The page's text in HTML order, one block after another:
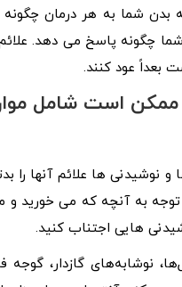
بدن شما به هر درمان
چگونه پاسخ می دهد.
بعداً عود کنند.
است شامل
و نوشیدنی ها علائم آنها
به آنچه که می خورید و
هایی اجتناب کنید.
نوشابه‌های گازدار،